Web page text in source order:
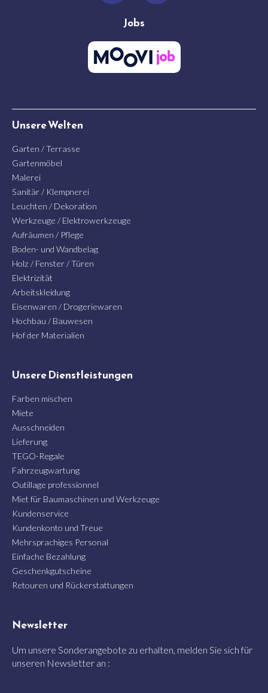
Jobs
Unsere Welten
Garten / Terrasse
Gartenmöbel
Malerei
Sanitär / Klempnerei
Leuchten / Dekoration
Werkzeuge / Elektrowerkzeuge
Aufräumen / Pflege
Boden- und Wandbelag
Holz / Fenster / Türen
Elektrizität
Arbeitskleidung
Eisenwaren / Drogeriewaren
Hochbau / Bauwesen
Hof der Materialien
Unsere Dienstleistungen
Farben mischen
Miete
Ausschneiden
Lieferung
TEGO-Regale
Fahrzeugwartung
Outillage professionnel
Miet für Baumaschinen und Werkzeuge
Kundenservice
Kundenkonto und Treue
Mehrsprachiges Personal
Einfache Bezahlung
Geschenkgutscheine
Retouren und Rückerstattungen
Newsletter
Um unsere Sonderangebote zu erhalten, melden Sie sich für
unseren Newsletter an :